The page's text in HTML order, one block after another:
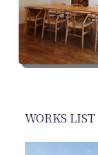
WORKS LIST